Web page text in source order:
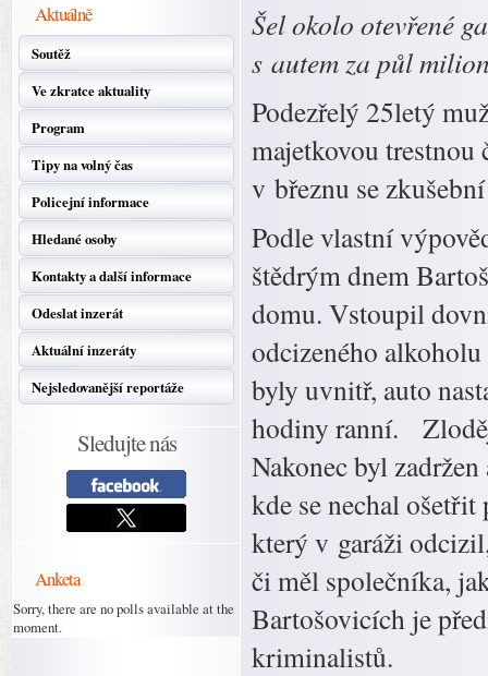
Aktuálně
Soutěž
Ve zkratce aktuality
Program
Tipy na volný čas
Policejní informace
Hledané osoby
Kontakty a další informace
Odeslat inzerát
Aktuální inzeráty
Nejsledovanější reportáže
Sledujte nás
Anketa
Sorry, there are no polls available at the
moment.
Šel okolo otevřené
s autem za půl
Podezřelý 25letý
majetkovou trestnou
v březnu se
Podle vlastní
štědrým dnem
domu. Vstoupil
odcizeného
byly uvnitř, auto
hodiny ranní.
Nakonec byl
kde se nechal
který v garáži
či měl společníka,
Bartošovicích je
kriminalistů.